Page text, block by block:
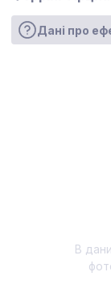
Дані про
В